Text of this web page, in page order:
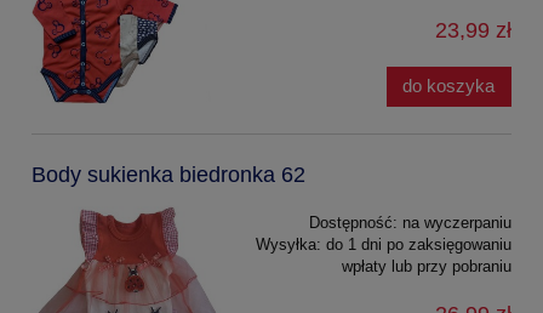
23,99 zł
do koszyka
Body sukienka biedronka 62
Dostępność: na wyczerpaniu
Wysyłka: do 1 dni po zaksięgowaniu
wpłaty lub przy pobraniu